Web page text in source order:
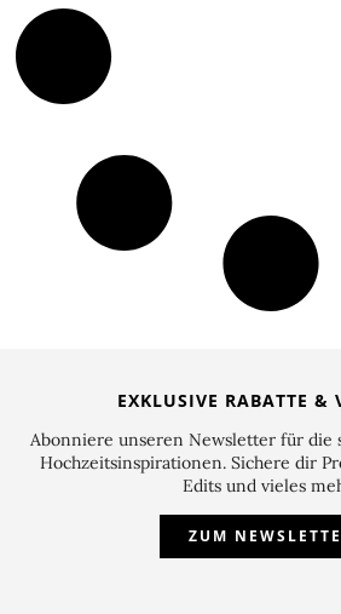
EXKLUSIVE RABATTE &
Abonniere unseren Newsletter für die
Hochzeitsinspirationen. Sichere dir
Edits und vieles
ZUM